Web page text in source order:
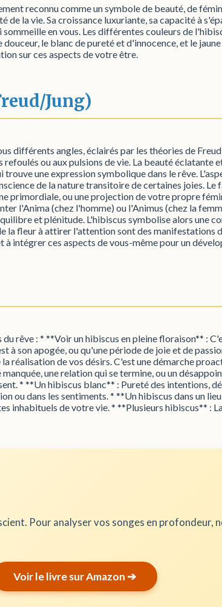
reconnu comme un symbole de beauté, de
la vie. Sa croissance luxuriante, sa capacité à
en vous. Les différentes couleurs de
le blanc de pureté et d'innocence, et le
sur ces aspects de votre être.
Jung)
différents angles, éclairés par les théories de
ou aux pulsions de vie. La beauté éclatante
une expression symbolique dans le rêve.
de la nature transitoire de certaines joies.
primordiale, ou une projection de votre propre
l'Anima (chez l'homme) ou l'Animus (chez la
et plénitude. L'hibiscus symbolise alors une
fleur à attirer l'attention sont des manifestations
intégrer ces aspects de vous-même pour un
rêve : * **Voir un hibiscus en pleine floraison** :
son apogée, ou qu'une période de joie et de
réalisation de vos désirs. C'est une démarche
une relation qui se termine, ou un
* **Un hibiscus blanc** : Pureté des intentions,
ou dans les sentiments. * **Un hibiscus dans un
inhabituels de votre vie. * **Plusieurs hibiscus** :
Pour analyser vos songes en profondeur,
Voir le livre sur Amazon ➔